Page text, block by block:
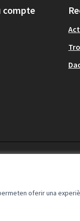
oferir una
compte